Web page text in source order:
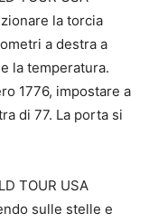
la torcia
a destra a
la temperatura.
1776, impostare a
di 77. La porta si
TOUR USA
sulle stelle e